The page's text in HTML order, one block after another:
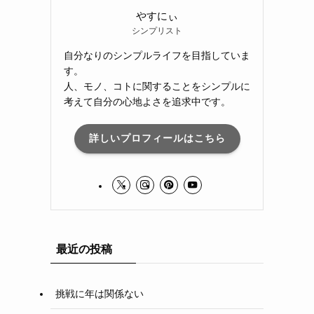
やすにぃ
シンプリスト
自分なりのシンプルライフを目指していま
す。
人、モノ、コトに関することをシンプルに
考えて自分の心地よさを追求中です。
詳しいプロフィールはこちら
最近の投稿
挑戦に年は関係ない